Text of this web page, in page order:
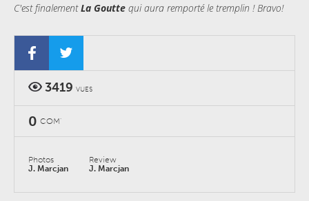
C'est finalementLa Goutte qui aura remporté le tremplin ! Bravo!
3419 VUES
0 COM'
Photos
J. Marcjan
Review
J. Marcjan